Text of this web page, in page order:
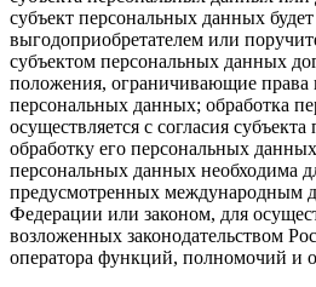
субъект персональных данных будет
выгодоприобретателем или
субъектом персональных данных
положения, ограничивающие права
персональных данных; обработка
осуществляется с согласия
обработку его персональных
персональных данных необходима
предусмотренных международным
Федерации или законом, для
возложенных законодательством
оператора функций, полномочий и